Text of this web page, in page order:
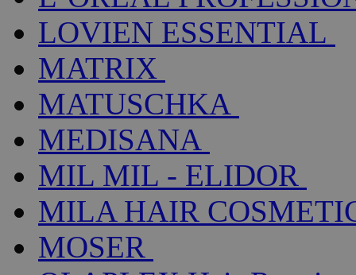
LOVIEN ESSENTIAL
MATRIX
MATUSCHKA
MEDISANA
MIL MIL - ELIDOR
MILA HAIR
MOSER